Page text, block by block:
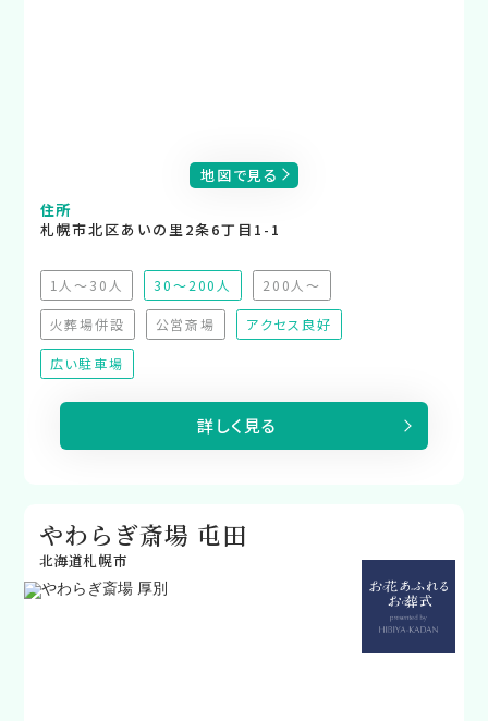
地図で見る
住所
札幌市北区あいの里2条6丁目1-1
1人～30人
（非推奨）
30～200人
200人～
（非推奨）
火葬場併設
（非対応）
公営斎場
（非対応）
アクセス良好
広い駐車場
詳しく見る
やわらぎ斎場 屯田
北海道札幌市